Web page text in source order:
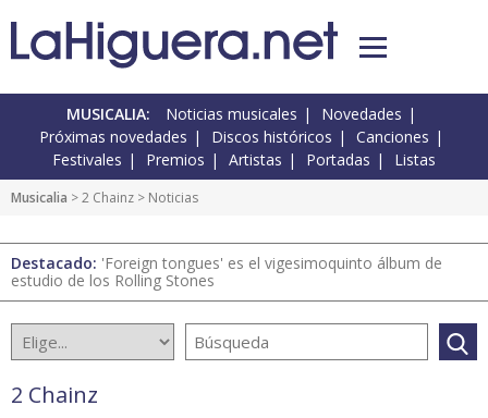
MUSICALIA: Noticias musicales
Novedades
Próximas novedades
Discos históricos
Canciones
Festivales
Premios Artistas Portadas Listas
Musicalia >2 Chainz > Noticias
Destacado: 'Foreign tongues' es el vigesimoquinto álbum de
estudio de los Rolling Stones
2 Chainz